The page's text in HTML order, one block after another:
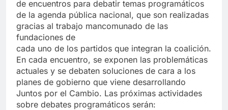
de encuentros para debatir temas programáticos
de la agenda pública nacional, que son realizadas
gracias al trabajo mancomunado de las
fundaciones de
cada uno de los partidos que integran la coalición.
En cada encuentro, se exponen las problemáticas
actuales y se debaten soluciones de cara a los
planes de gobierno que viene desarrollando
Juntos por el Cambio. Las próximas actividades
sobre debates programáticos serán: